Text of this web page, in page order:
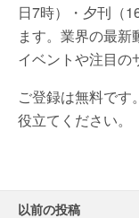
日7時）・夕刊（
ます。業界の最
イベントや注目の
ご登録は無料です
役立てください。
以前の投稿